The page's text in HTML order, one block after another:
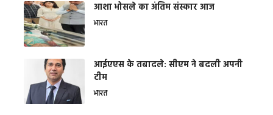
आशा भोसले का अंतिम संस्कार आज
भारत
आईएएस के तबादले: सीएम ने बदली अपनी
टीम
भारत